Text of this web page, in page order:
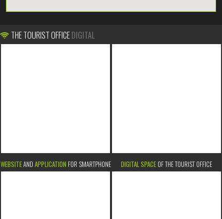
THE TOURIST OFFICEDIGITAL
WEBSITEAND APPLICATION FOR SMARTPHONE DIGITAL SPACE OF THE TOURIST OFFICE